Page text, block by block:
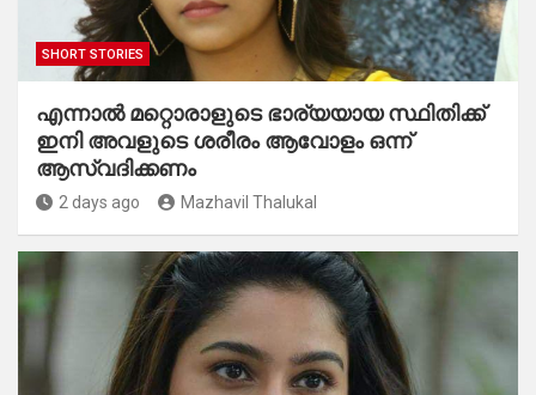
SHORT STORIES
എന്നാൽ മറ്റൊരാളുടെ ഭാര്യയായ സ്ഥിതിക്ക്
ഇനി അവളുടെ ശരീരം ആവോളം ഒന്ന്
ആസ്വദിക്കണം
2 days ago Mazhavil Thalukal